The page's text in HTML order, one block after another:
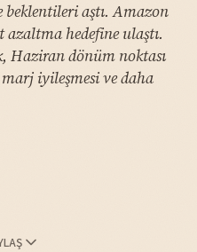
beklentileri aştı. Amazon
hedefine ulaştı.
Haziran dönüm noktası
marj iyileşmesi ve daha